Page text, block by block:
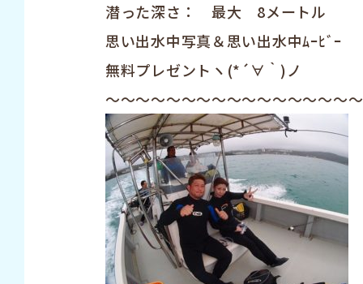
潜った深さ： 最大 8メートル
思い出水中写真＆思い出水中ﾑｰﾋﾞｰ
無料プレゼントヽ(*´∀｀)ノ
～～～～～～～～～～～～～～～～